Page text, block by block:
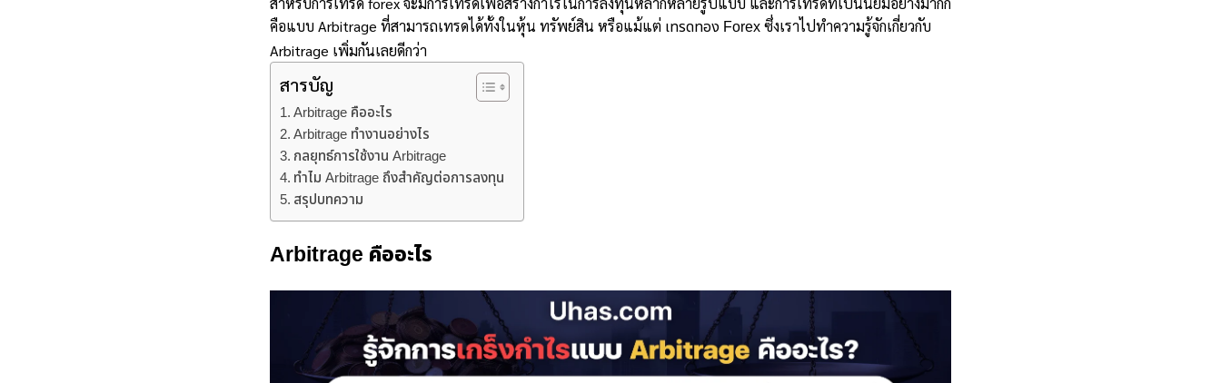
คือแบบ Arbitrage ที่สามารถเทรดได้ทั้งในหุ้น ทรัพย์สิน หรือแม้แต่ เทรดทอง Forexซึ่งเราไปทำความรู้จักเกี่ยวกับ
Arbitrage เพิ่มกันเลยดีกว่า
สารบัญ
Arbitrage คืออะไร
Arbitrage ทำงานอย่างไร
กลยุทธ์การใช้งาน Arbitrage
ทำไม Arbitrage ถึงสำคัญต่อการลงทุน
สรุปบทความ
Arbitrage คืออะไร